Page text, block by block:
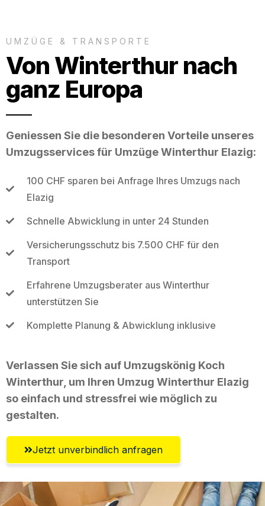
UMZÜGE & TRANSPORTE
Von Winterthur nach
ganz Europa
Geniessen Sie die besonderen Vorteile unseres
Umzugsservices für Umzüge Winterthur Elazig:
100 CHF sparen bei Anfrage Ihres Umzugs nach
Elazig
Schnelle Abwicklung in unter 24 Stunden
Versicherungsschutz bis 7.500 CHF für den
Transport
Erfahrene Umzugsberater aus Winterthur
unterstützen Sie
Komplette Planung & Abwicklung inklusive
Verlassen Sie sich auf Umzugskönig Koch
Winterthur, um Ihren Umzug Winterthur Elazig
so einfach und stressfrei wie möglich zu
gestalten.
Jetzt unverbindlich anfragen